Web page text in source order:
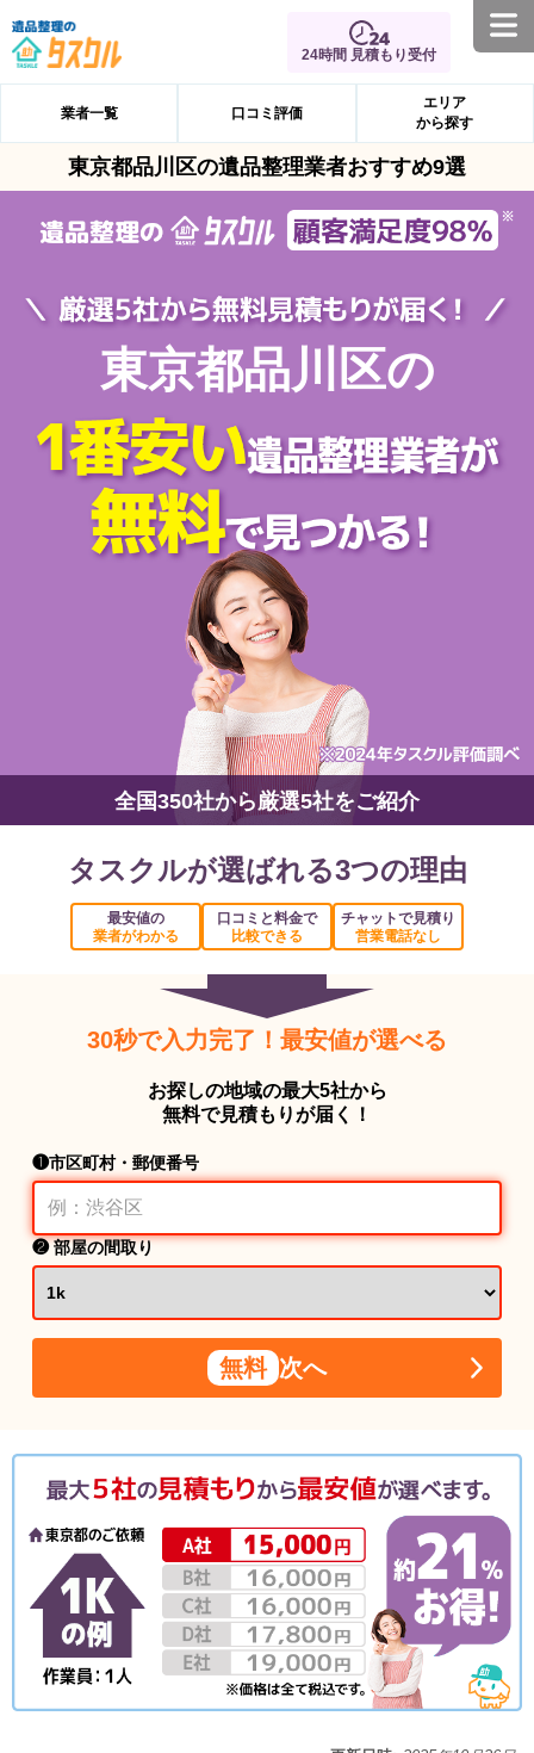
24時間 見積もり受付
業者一覧 口コミ評価
エリア
から探す
東京都品川区の遺品整理業者おすすめ9選
東京都品川区の
全国350社から厳選5社をご紹介
タスクルが選ばれる3つの理由
最安値の
業者がわかる
口コミと料金で
比較できる
チャットで見積り
営業電話なし
30秒で入力完了！最安値が選べる
お探しの地域の最大5社から
無料で見積もりが届く！
❶市区町村・郵便番号
❷ 部屋の間取り
無料 次へ